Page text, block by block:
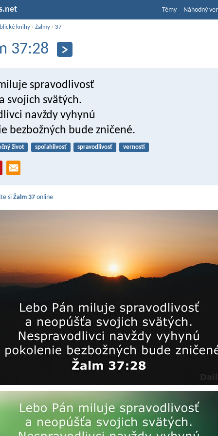
Témy Náhodný
knihy ›Žalmy ›37
37:28
spravodlivosť
svojich svätých.
navždy vyhynú
bezbožných bude zničené.
život spoľahlivosť spravodlivosť vernosti
siŽalm 37 online